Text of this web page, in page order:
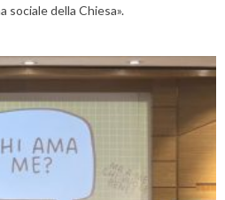
sociale della Chiesa».